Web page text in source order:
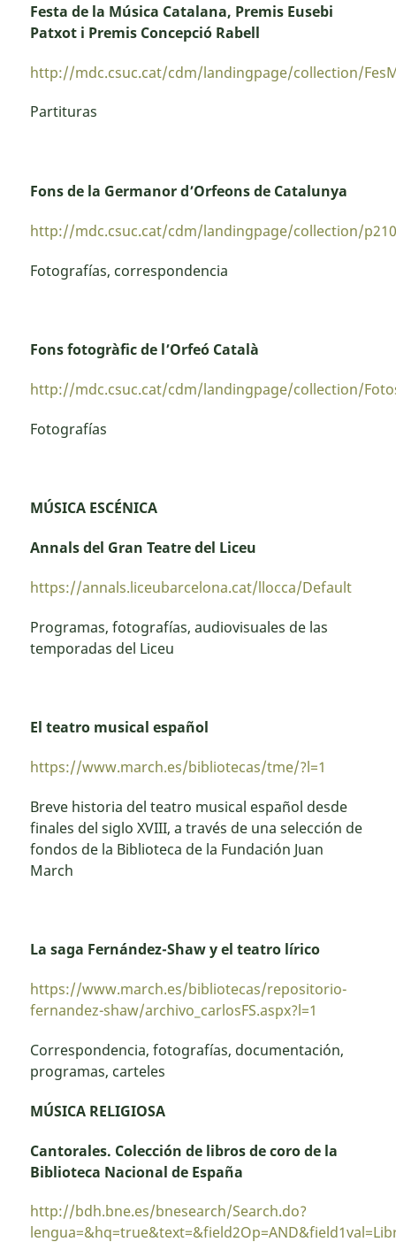
Festa de la Música Catalana, Premis Eusebi
Patxot i Premis Concepció Rabell
http://mdc.csuc.cat/cdm/landingpage/collection/
Partituras
Fons de la Germanor d’Orfeons de Catalunya
http://mdc.csuc.cat/cdm/landingpage/collection/
Fotografías, correspondencia
Fons fotogràfic de l’Orfeó Català
http://mdc.csuc.cat/cdm/landingpage/collection/
Fotografías
MÚSICA ESCÉNICA
Annals del Gran Teatre del Liceu
https://annals.liceubarcelona.cat/llocca/Default
Programas, fotografías, audiovisuales de las
temporadas del Liceu
El teatro musical español
https://www.march.es/bibliotecas/tme/?l=1
Breve historia del teatro musical español desde
finales del siglo XVIII, a través de una selección de
fondos de la Biblioteca de la Fundación Juan
March
La saga Fernández-Shaw y el teatro lírico
https://www.march.es/bibliotecas/repositorio-
fernandez-shaw/archivo_carlosFS.aspx?l=1
Correspondencia, fotografías, documentación,
programas, carteles
MÚSICA RELIGIOSA
Cantorales. Colección de libros de coro de la
Biblioteca Nacional de España
http://bdh.bne.es/bnesearch/Search.do?